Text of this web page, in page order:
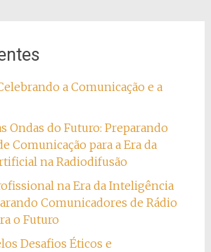
a Comunicação e a
Ondas do Futuro: Preparando
Comunicação para a Era da
na Radiodifusão
na Era da Inteligência
Comunicadores de Rádio
o Futuro
Desafios Éticos e